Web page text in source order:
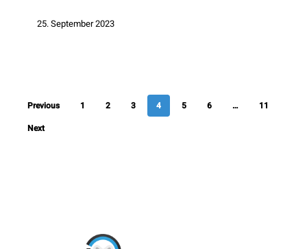
25. September 2023
Previous 1 2 3 4 5 6 …
11
Next